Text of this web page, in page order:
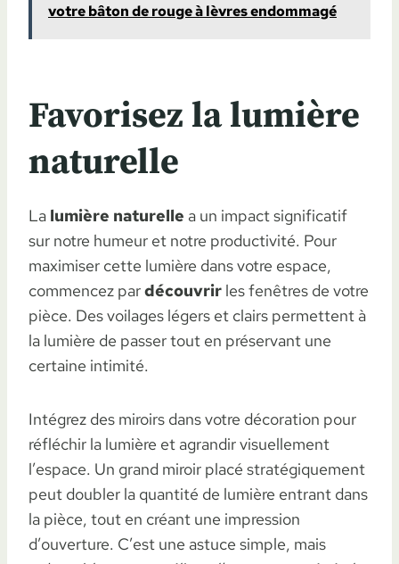
votre bâton de rouge à lèvres endommagé
Favorisez la lumière
naturelle
La lumière naturelle a un impact significatif
sur notre humeur et notre productivité. Pour
maximiser cette lumière dans votre espace,
commencez pardécouvrir les fenêtres de votre
pièce. Des voilages légers et clairs permettent à
la lumière de passer tout en préservant une
certaine intimité.
Intégrez des miroirs dans votre décoration pour
réfléchir la lumière et agrandir visuellement
l’espace. Un grand miroir placé stratégiquement
peut doubler la quantité de lumière entrant dans
la pièce, tout en créant une impression
d’ouverture. C’est une astuce simple, mais